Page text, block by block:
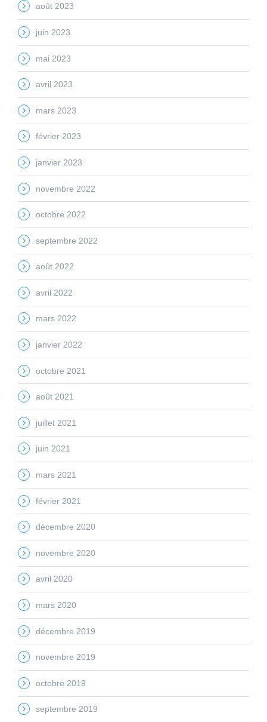
août 2023
juin 2023
mai 2023
avril 2023
mars 2023
février 2023
janvier 2023
novembre 2022
octobre 2022
septembre 2022
août 2022
avril 2022
mars 2022
janvier 2022
octobre 2021
août 2021
juillet 2021
juin 2021
mars 2021
février 2021
décembre 2020
novembre 2020
avril 2020
mars 2020
décembre 2019
novembre 2019
octobre 2019
septembre 2019